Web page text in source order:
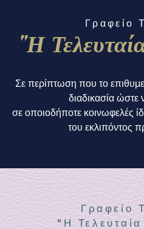
Γραφείο
"Η
Σε περίπτωση που το
διαδικασία ώστε
σε οποιοδήποτε κοινωφελές
του εκλιπόντος
Γραφείο
"Η